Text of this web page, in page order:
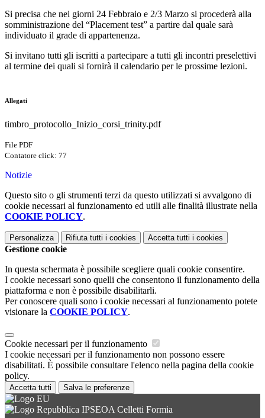
Si precisa che nei giorni 24 Febbraio e 2/3 Marzo si procederà alla
somministrazione del “Placement test” a partire dal quale sarà
individuato il grade di appartenenza.
Si invitano tutti gli iscritti a partecipare a tutti gli incontri preselettivi
al termine dei quali si fornirà il calendario per le prossime lezioni.
Allegati
timbro_protocollo_Inizio_corsi_trinity.pdf
File PDF
Contatore click: 77
Notizie
Questo sito o gli strumenti terzi da questo utilizzati si avvalgono di
cookie necessari al funzionamento ed utili alle finalità illustrate nella
COOKIE POLICY.
Personalizza Rifiuta tutti i cookies Accetta tutti i cookies
Gestione cookie
In questa schermata è possibile scegliere quali cookie consentire.
I cookie necessari sono quelli che consentono il funzionamento della
piattaforma e non è possibile disabilitarli.
Per conoscere quali sono i cookie necessari al funzionamento potete
visionare la COOKIE POLICY.
Cookie necessari per il funzionamento
I cookie necessari per il funzionamento non possono essere
disabilitati. È possibile consultare l'elenco nella pagina della cookie
policy.
Accetta tutti Salva le preferenze
IPSEOA Celletti Formia